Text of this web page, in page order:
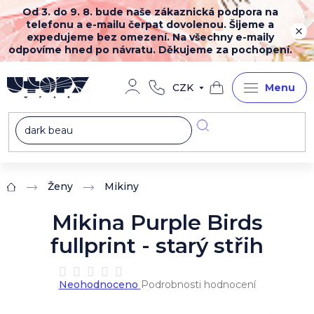
Přejít
na
obsah
Od 3. do 9. 8. bude naše zákaznická podpora na
telefonu a e-mailu čerpat dovolenou. Šijeme a
expedujeme bez omezení. Na všechny e-maily
odpovíme hned po návratu. Děkujeme za pochopení.
CZK
Nákupní
košík
Domů Ženy Mikiny
Mikina Purple Birds
fullprint - starý střih
Průměrné
hodnocení
Neohodnoceno Podrobnosti hodnocení